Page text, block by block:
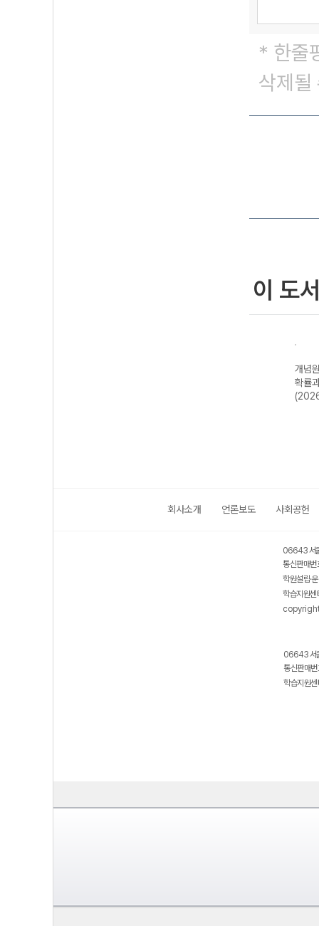
* 한줄
삭제될
이 도
개념
확률
회사소개 언론보도 사회공헌
06643 서
통신판매
학원설립·
학습지원
06643 서
통신판매
학습지원